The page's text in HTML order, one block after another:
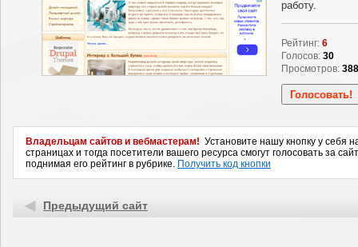
работу.
Рейтинг: 6
Голосов: 30
Просмотров:
Владельцам сайтов и вебмастерам! Установите нашу кнопку у себя
страницах и тогда посетители вашего ресурса смогут голосовать за
поднимая его рейтинг в рубрике. Получить код кнопки
Предыдущий сайт